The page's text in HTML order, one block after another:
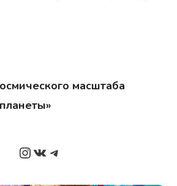
масштаба
Instagram
ВКонтакте
Telegram